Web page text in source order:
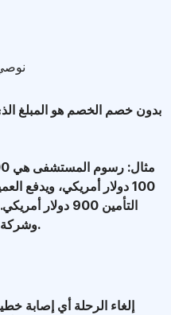
بدون خصم الخصم هو المبلغ
التأمين 900
وشركة التأمين وفقاً لشروط خطة التعرفة.
إلغاء الرحلة أي إصابة